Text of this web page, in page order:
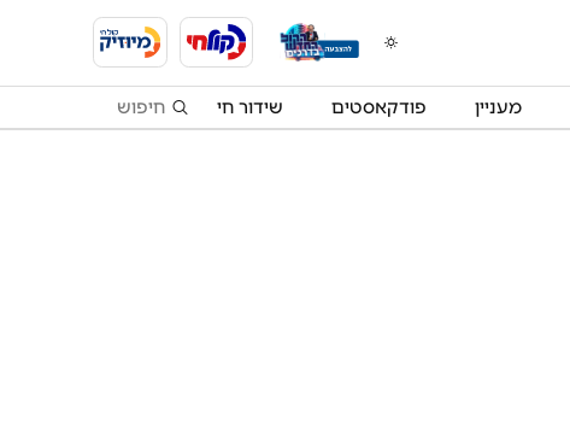
מעניין פודקאסטים שידור חי